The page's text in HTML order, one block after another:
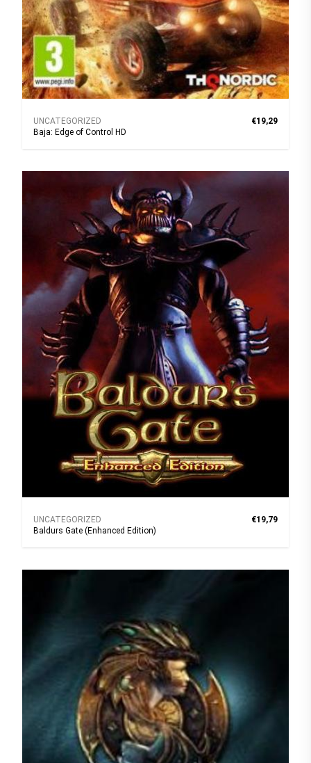
UNCATEGORIZED
Baja: Edge of Control HD
€19,29
UNCATEGORIZED
Baldurs Gate (Enhanced Edition)
€19,79